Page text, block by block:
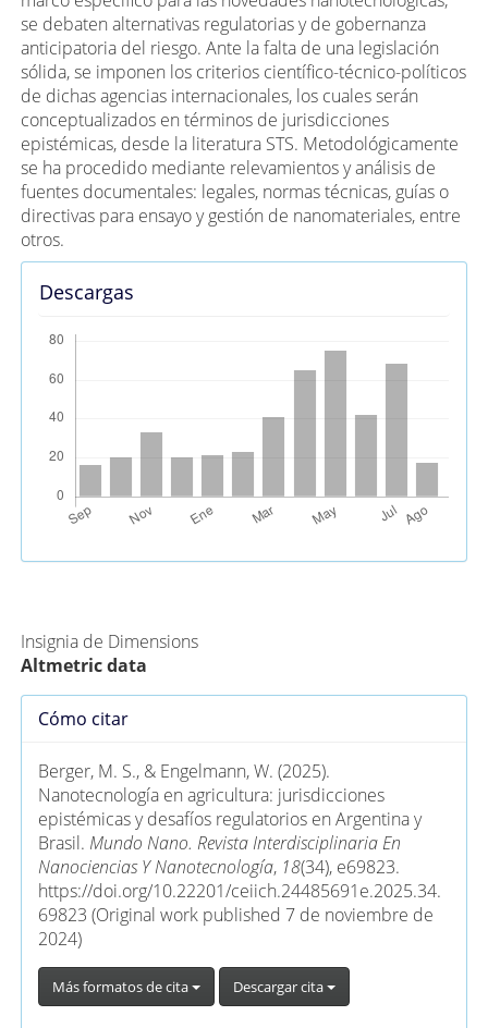
se debaten alternativas regulatorias y de gobernanza
anticipatoria del riesgo. Ante la falta de una legislación
sólida, se imponen los criterios científico-técnico-políticos
de dichas agencias internacionales, los cuales serán
conceptualizados en términos de jurisdicciones
epistémicas, desde la literatura STS. Metodológicamente
se ha procedido mediante relevamientos y análisis de
fuentes documentales: legales, normas técnicas, guías o
directivas para ensayo y gestión de nanomateriales, entre
otros.
Descargas
Insignia de Dimensions
Altmetric data
Detalles
artículo
Cómo citar
Berger, M. S., & Engelmann, W. (2025).
Nanotecnología en agricultura: jurisdicciones
epistémicas y desafíos regulatorios en Argentina y
Brasil. Mundo Nano. Revista Interdisciplinaria En
Nanociencias Y Nanotecnología, 18(34), e69823.
https://doi.org/10.22201/ceiich.24485691e.2025.34.
69823 (Original work published 7 de noviembre de
2024)
Más formatos de cita Descargar cita